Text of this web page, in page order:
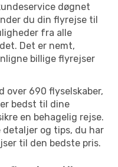
døgnet
du din flyrejse til
fra alle
Det er nemt,
billige flyrejser
over 690 flyselskaber,
bedst til dine
en behagelig rejse.
og tips, du har
til den bedste pris.